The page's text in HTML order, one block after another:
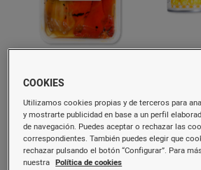
250 g
1,75 €/u.(7,00 €/kg)
Comprar
420 g
1,60 €/
COOKIES
Utilizamos cookies propias y de terceros para
y mostrarte publicidad en base a un perfil
de navegación. Puedes aceptar o rechazar las
correspondientes. También puedes elegir que
rechazar pulsando el botón “Configurar”. Para
nuestra Política de cookies